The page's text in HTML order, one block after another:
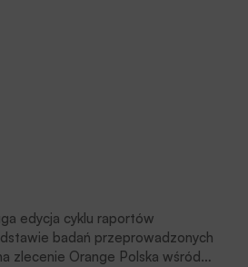
edycja cyklu raportów
badań przeprowadzonych
zlecenie Orange Polska wśród